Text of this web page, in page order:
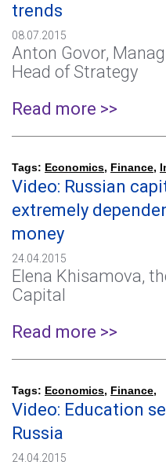
trends
08.07.2015
Anton Govor,
Head of Strategy
Read more >>
Tags: Economics, Finance,
Video: Russian
extremely
money
24.04.2015
Elena Khisamova,
Capital
Read more >>
Tags: Economics, Finance,
Video: Education
Russia
24.04.2015